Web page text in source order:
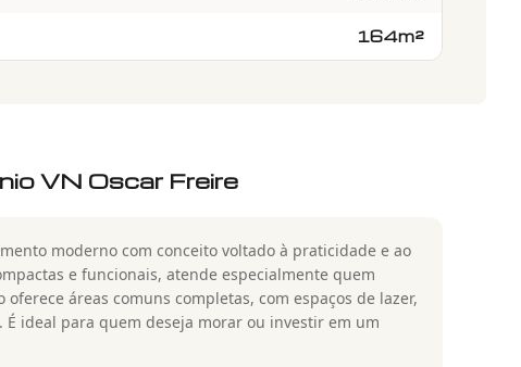
164m²
VN Oscar Freire
moderno com conceito voltado à praticidade e ao
e funcionais, atende especialmente quem
áreas comuns completas, com espaços de lazer,
ideal para quem deseja morar ou investir em um